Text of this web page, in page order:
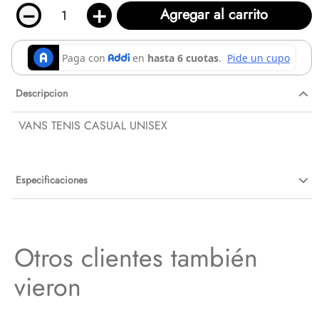
＋
－ Agregar al carrito
Descripcion
VANS TENIS CASUAL UNISEX
Especificaciones
Otros clientes también
vieron